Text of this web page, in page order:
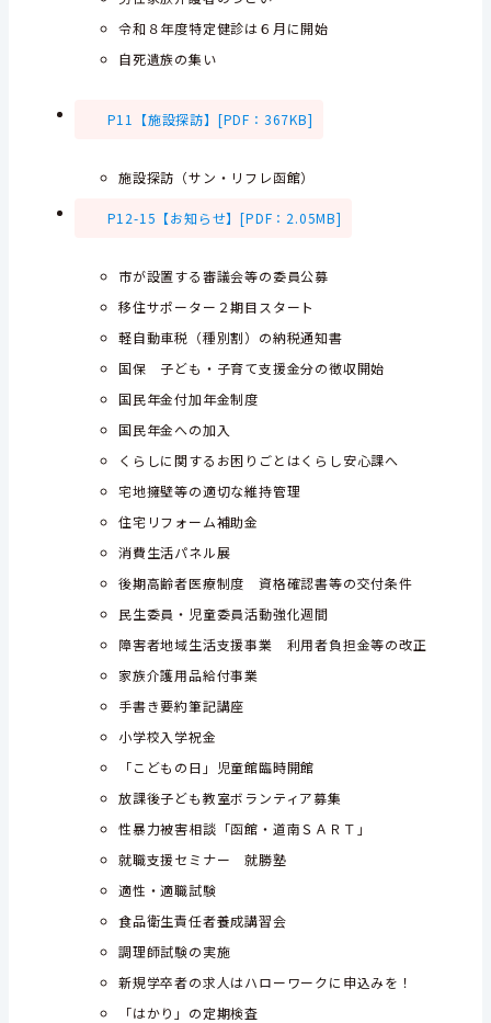
令和８年度特定健診は６月に開始
自死遺族の集い
P11【施設探訪】[PDF：367KB]
施設探訪（サン・リフレ函館）
P12-15【お知らせ】[PDF：2.05MB]
市が設置する審議会等の委員公募
移住サポーター２期目スタート
軽自動車税（種別割）の納税通知書
国保 子ども・子育て支援金分の徴収開始
国民年金付加年金制度
国民年金への加入
くらしに関するお困りごとはくらし安心課へ
宅地擁壁等の適切な維持管理
住宅リフォーム補助金
消費生活パネル展
後期高齢者医療制度 資格確認書等の交付条件
民生委員・児童委員活動強化週間
障害者地域生活支援事業 利用者負担金等の改正
家族介護用品給付事業
手書き要約筆記講座
小学校入学祝金
「こどもの日」児童館臨時開館
放課後子ども教室ボランティア募集
性暴力被害相談「函館・道南ＳＡＲＴ」
就職支援セミナー 就勝塾
適性・適職試験
食品衛生責任者養成講習会
調理師試験の実施
新規学卒者の求人はハローワークに申込みを！
「はかり」の定期検査